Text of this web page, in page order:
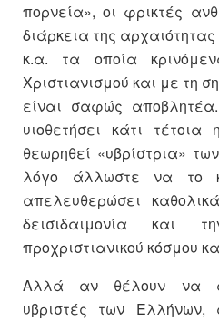
πορνεία», οι φρικτές
διάρκεια της αρχαιότητας
κ.α. τα οποία
Χριστιανισμού και με τη
είναι σαφώς
υιοθετήσει κάτι
θεωρηθεί «υβρίστρια»
λόγο άλλωστε να το
απελευθερώσει
δεισιδαιμονία και
προχριστιανικού κόσμου
Αλλά αν θέλουν να
υβριστές των